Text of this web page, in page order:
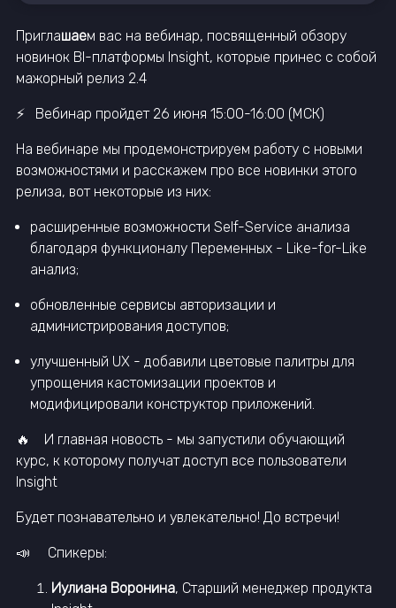
Приглашаем вас на вебинар, посвященный обзору
новинок BI-платформы Insight, которые принес с собой
мажорный релиз 2.4
⚡️ Вебинар пройдет 26 июня 15:00-16:00 (МСК)
На вебинаре мы продемонстрируем работу с новыми
возможностями и расскажем про все новинки этого
релиза, вот некоторые из них:
расширенные возможности Self-Service анализа
благодаря функционалу Переменных - Like-for-Like
анализ;
обновленные сервисы авторизации и
администрирования доступов;
улучшенный UX - добавили цветовые палитры для
упрощения кастомизации проектов и
модифицировали конструктор приложений.
🔥 И главная новость - мы запустили обучающий
курс, к которому получат доступ все пользователи
Insight
Будет познавательно и увлекательно! До встречи!
📣 Спикеры:
Иулиана Воронина, Старший менеджер продукта